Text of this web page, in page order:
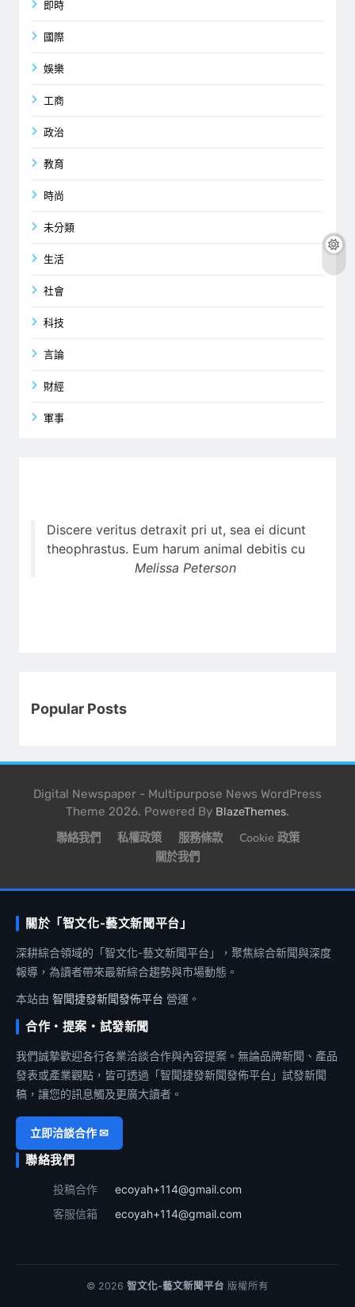
即時
國際
娛樂
工商
政治
教育
時尚
未分類
生活
社會
科技
言論
財經
軍事
Discere veritus detraxit pri ut, sea ei dicunt
theophrastus. Eum harum animal debitis cu
Melissa Peterson
Popular Posts
Digital Newspaper - Multipurpose News WordPress
Theme 2026. Powered By BlazeThemes.
聯絡我們 私權政策 服務條款
Cookie 政策
關於我們
關於「智文化-藝文新聞平台」
深耕綜合領域的「智文化-藝文新聞平台」，聚焦綜合新聞與深度
報導，為讀者帶來最新綜合趨勢與市場動態。
本站由 智聞捷發新聞發佈平台 營運。
合作・提案・試發新聞
我們誠摯歡迎各行各業洽談合作與內容提案。無論品牌新聞、產品
發表或產業觀點，皆可透過「智聞捷發新聞發佈平台」試發新聞
稿，讓您的訊息觸及更廣大讀者。
立即洽談合作 ✉
聯絡我們
投稿合作
ecoyah+114@gmail.com
客服信箱
ecoyah+114@gmail.com
© 2026 智文化-藝文新聞平台 版權所有